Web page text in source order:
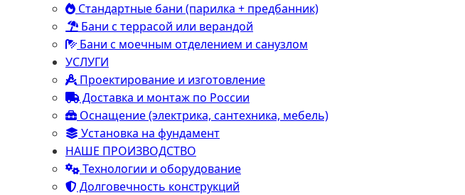
Стандартные бани (парилка + предбанник)
Бани с террасой или верандой
Бани с моечным отделением и санузлом
УСЛУГИ
Проектирование и изготовление
Доставка и монтаж по России
Оснащение (электрика, сантехника, мебель)
Установка на фундамент
НАШЕ ПРОИЗВОДСТВО
Технологии и оборудование
Долговечность конструкций